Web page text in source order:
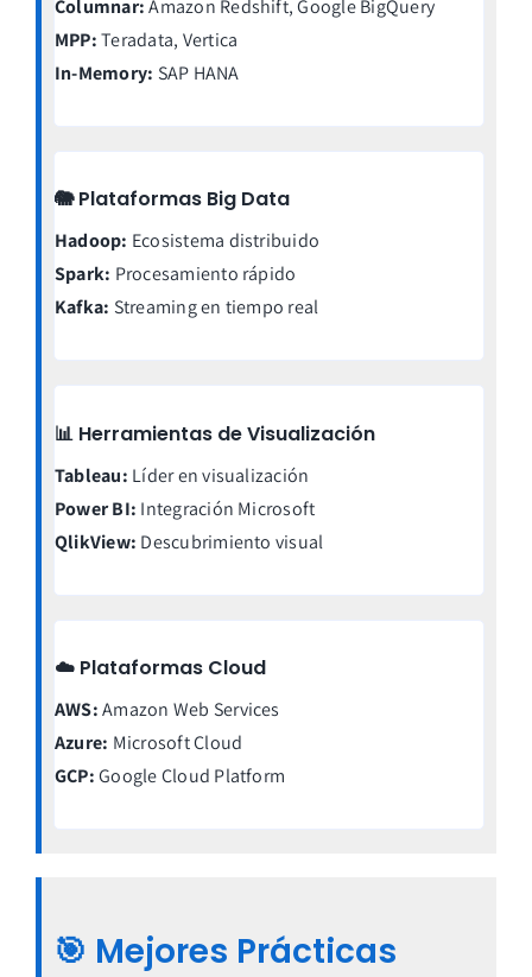
Columnar:Amazon Redshift, Google BigQuery
MPP:Teradata, Vertica
In-Memory: SAP HANA
🐘 Plataformas Big Data
Hadoop: Ecosistema distribuido
Spark: Procesamiento rápido
Kafka: Streaming en tiempo real
📊 Herramientas de Visualización
Tableau: Líder en visualización
Power BI: Integración Microsoft
QlikView: Descubrimiento visual
☁️ Plataformas Cloud
AWS:Amazon Web Services
Azure: Microsoft Cloud
GCP:Google Cloud Platform
🎯 Mejores Prácticas